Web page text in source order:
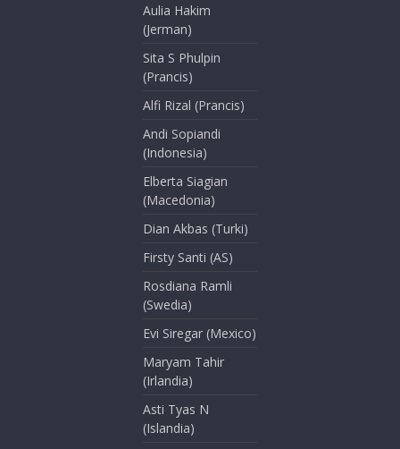
Aulia Hakim
(Jerman)
Sita S Phulpin
(Prancis)
Alfi Rizal (Prancis)
Andi Sopiandi
(Indonesia)
Elberta Siagian
(Macedonia)
Dian Akbas (Turki)
Firsty Santi (AS)
Rosdiana Ramli
(Swedia)
Evi Siregar (Mexico)
Maryam Tahir
(Irlandia)
Asti Tyas N
(Islandia)